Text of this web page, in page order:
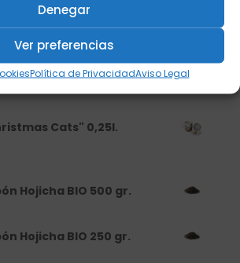
Denegar
Ver preferencias
Política de PrivacidadAviso Legal
Cats" 0,25l.
Hojicha BIO 500 gr.
Hojicha BIO 250 gr.